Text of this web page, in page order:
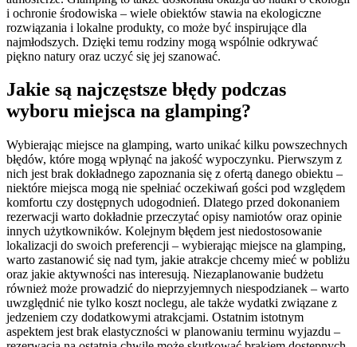
i ochronie środowiska – wiele obiektów stawia na ekologiczne
rozwiązania i lokalne produkty, co może być inspirujące dla
najmłodszych. Dzięki temu rodziny mogą wspólnie odkrywać
piękno natury oraz uczyć się jej szanować.
Jakie są najczęstsze błędy podczas
wyboru miejsca na glamping?
Wybierając miejsce na glamping, warto unikać kilku powszechnych
błędów, które mogą wpłynąć na jakość wypoczynku. Pierwszym z
nich jest brak dokładnego zapoznania się z ofertą danego obiektu –
niektóre miejsca mogą nie spełniać oczekiwań gości pod względem
komfortu czy dostępnych udogodnień. Dlatego przed dokonaniem
rezerwacji warto dokładnie przeczytać opisy namiotów oraz opinie
innych użytkowników. Kolejnym błędem jest niedostosowanie
lokalizacji do swoich preferencji – wybierając miejsce na glamping,
warto zastanowić się nad tym, jakie atrakcje chcemy mieć w pobliżu
oraz jakie aktywności nas interesują. Niezaplanowanie budżetu
również może prowadzić do nieprzyjemnych niespodzianek – warto
uwzględnić nie tylko koszt noclegu, ale także wydatki związane z
jedzeniem czy dodatkowymi atrakcjami. Ostatnim istotnym
aspektem jest brak elastyczności w planowaniu terminu wyjazdu –